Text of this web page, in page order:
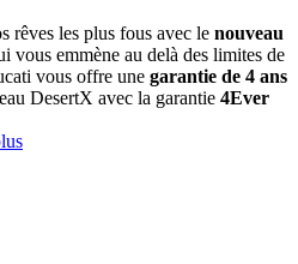
rêves les plus fous avec le nouveau
vous emmène au delà des limites de
vous offre une garantie de 4 ans
DesertX avec la garantie 4Ever